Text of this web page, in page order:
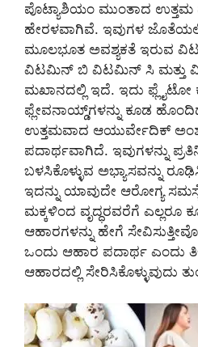
ಪೊಟ್ಯಾಶಿಯಂ ಮುಂತಾದ ಉತ್ತಮ
ಹೇರಳವಾಗಿವೆ. ಇವುಗಳ
ಮೂಲಭೂತ ಅವಶ್ಯಕತೆ ಇರುವ
ವಿಟಮಿನ್ ಬಿ ವಿಟಮಿನ್ ಸಿ ಮತ್ತು
ಮಖಾನದಲ್ಲಿ ಇದೆ. ಇದು
ಫ್ಲೇವನಾಯ್ಡ್‌ಗಳನ್ನು ಕೂಡ
ಉತ್ತಮವಾದ ಆಯುರ್ವೇದಿಕ್
ಪದಾರ್ಥವಾಗಿದೆ. ಇವುಗಳನ್ನು
ಬಳಸಿಕೊಳ್ಳುವ ಅಭ್ಯಾಸವನ್ನು
ಇದನ್ನು ಯಾವುದೇ ಆರೋಗ್ಯ
ಮಕ್ಕಳಿಂದ ವೃದ್ಧರವರೆಗೆ ಎಲ್ಲರೂ
ಆಹಾರಗಳನ್ನು ಹೇಗೆ
ಒಂದು ಆಹಾರ ಪದಾರ್ಥ ಎಂದು
ಆಹಾರದಲ್ಲಿ ಸೇರಿಸಿಕೊಳ್ಳುವುದು